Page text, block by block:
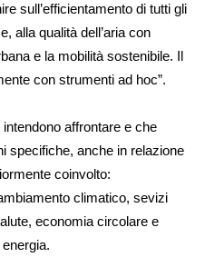
sull’efficientamento di tutti gli
alla qualità dell’aria con
e la mobilità sostenibile. Il
con strumenti ad hoc”.
affrontare e che
specifiche, anche in relazione
coinvolto:
climatico, sevizi
economia circolare e